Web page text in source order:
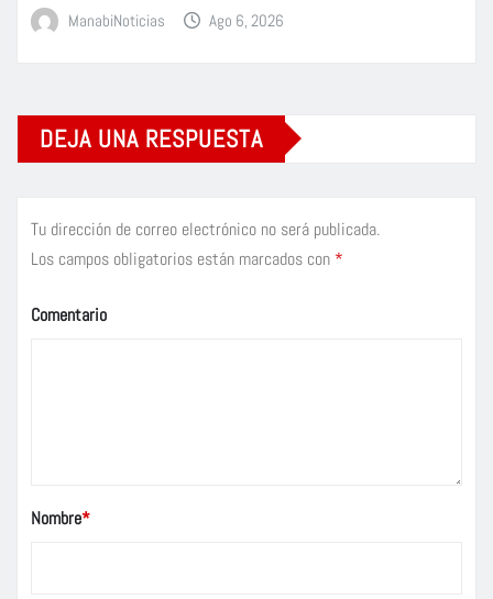
ManabiNoticias Ago 6, 2026
DEJA UNA RESPUESTA
Tu dirección de correo electrónico no será publicada.
Los campos obligatorios están marcados con *
Comentario
Nombre*